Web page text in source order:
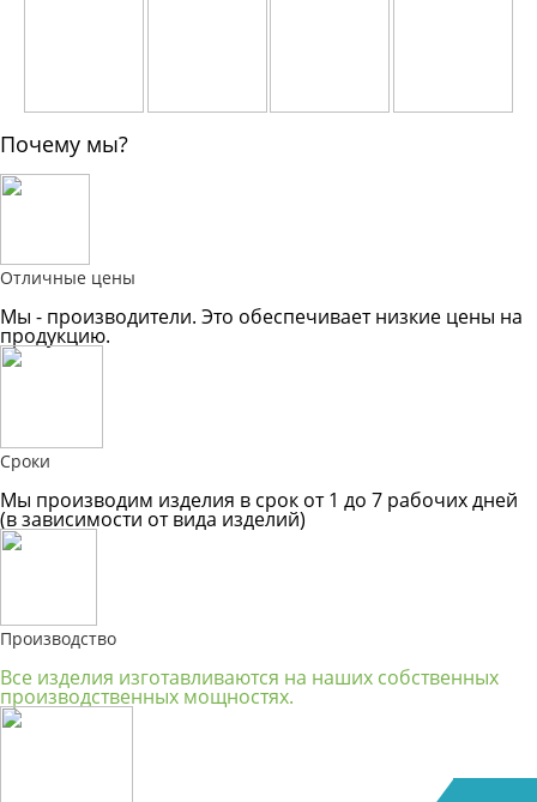
Почему мы?
Отличные цены
Мы - производители. Это обеспечивает низкие цены на
продукцию.
Сроки
Мы производим изделия в срок от 1 до 7 рабочих дней
(в зависимости от вида изделий)
Производство
Все изделия изготавливаются на наших собственных
производственных мощностях.